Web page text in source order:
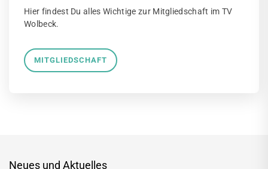
Hier findest Du alles Wichtige zur Mitgliedschaft im TV
Wolbeck.
MITGLIEDSCHAFT
Neues und Aktuelles